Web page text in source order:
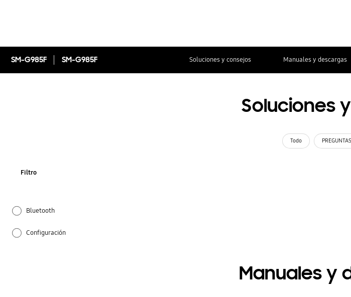
SM-G985F SM-G985F Soluciones y consejos Manuales y descargas
Soluciones
Todo
Filtro
Bluetooth
Configuración
Manuales y